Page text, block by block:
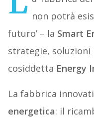
non potrà
futuro’ – la Smart
strategie,
cosiddetta Energy
La fabbrica
energetica: il